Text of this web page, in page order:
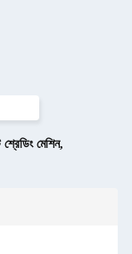
শ্রেডিং মেশিন,